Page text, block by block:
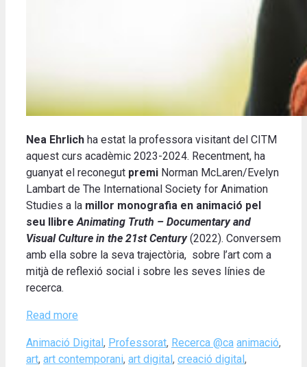
Nea Ehrlich ha estat la professora visitant del CITM
aquest curs acadèmic 2023-2024. Recentment, ha
guanyat el reconegut premi Norman McLaren/Evelyn
Lambart de The International Society for Animation
Studies a la millor monografia en animació pel
seu llibre Animating Truth – Documentary and
Visual Culture in the 21st Century(2022). Conversem
amb ella sobre la seva trajectòria, sobre l’art com a
mitjà de reflexió social i sobre les seves línies de
recerca.
Read more
Categories
Animació Digital , Professorat, Recerca @ca Tags
animació,
art, art contemporani, art digital , creació digital ,